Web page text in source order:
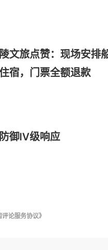
文旅点赞：现场安排
宿，门票全额退款
御Ⅳ级响应
评论服务协议》